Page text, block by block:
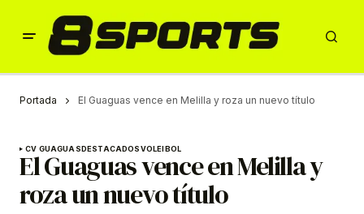
Portada El Guaguas vence en Melilla y roza un nuevo título
CV GUAGUASDESTACADOSVOLEIBOL
El Guaguas vence en Melilla y
roza un nuevo título